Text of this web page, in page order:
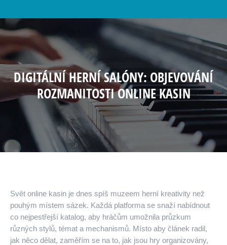
DIGITÁLNÍ HERNÍ SALÓNY: OBJEVOVÁNÍ
ROZMANITOSTI ONLINE KASIN
Svět online kasin je dnes spíš muzeem herní kreativity než
pouhým místem sázek. Každá platforma se snaží nabídnout
co nejpestřejší katalog, aby hráčům umožnila průzkum
různých stylů, témat a mechanismů. Místo aby článek radil,
jak něco dělat, zaměřím se na to, jak jsou hry organizovány,